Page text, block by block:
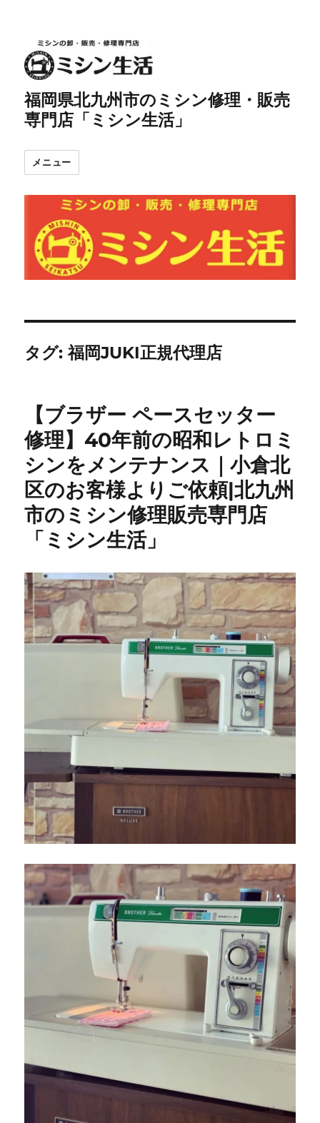
福岡県北九州市のミシン修理・販売
専門店「ミシン生活」
メニュー
タグ:福岡JUKI正規代理店
【ブラザー ペースセッター
修理】40年前の昭和レトロミ
シンをメンテナンス｜小倉北
区のお客様よりご依頼|北九州
市のミシン修理販売専門店
「ミシン生活」